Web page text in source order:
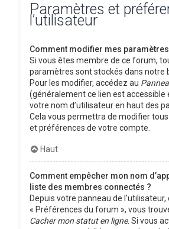
Paramètres et
l’utilisateur
Comment modifier mes
Si vous êtes membre de ce forum,
paramètres sont stockés dans notre
Pour les modifier, accédez au
(généralement ce lien est accessible
votre nom d’utilisateur en haut des
Cela vous permettra de modifier
et préférences de votre compte.
Haut
Comment empêcher mon nom
liste des membres connectés ?
Depuis votre panneau de l’utilisateur,
« Préférences du forum », vous
Cacher mon statut en ligne. Si vous